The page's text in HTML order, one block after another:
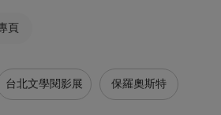
頁
台北文學閱影展 保羅奧斯特